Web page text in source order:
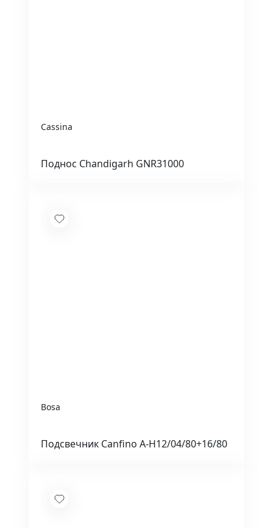
Cassina
Поднос Chandigarh GNR31000
Bosa
Подсвечник Canfino A-H12/04/80+16/80